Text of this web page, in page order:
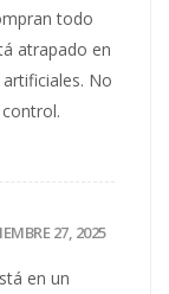
todo
atrapado en
No
27, 2025
en un